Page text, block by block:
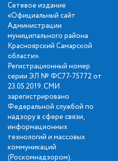
Сетевое издание
«Официальный сайт
Администрации
муниципального района
Красноярский Самарской
области».
Регистрационный номер
серии ЭЛ № ФС77-75772 от
23.05.2019. СМИ
зарегистрировано
Федеральной службой по
надзору в сфере связи,
информационных
технологий и массовых
коммуникаций
(Роскомнадзором).